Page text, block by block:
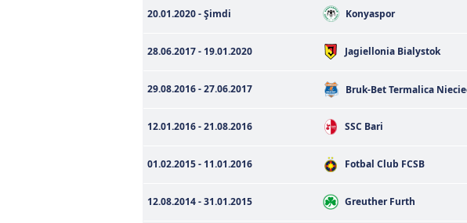
mevzuata uygun olarak kullanılan çerezlerle ilgili
20.01.2020 - Şimdi Konyaspor
28.06.2017 - 19.01.2020 Jagiellonia Bialystok
29.08.2016 - 27.06.2017 Bruk-Bet Termalica
12.01.2016 - 21.08.2016 SSC Bari
01.02.2015 - 11.01.2016 Fotbal Club FCSB
12.08.2014 - 31.01.2015 Greuther Furth